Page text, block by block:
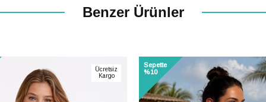
Benzer Ürünler
Ücretsiz
Kargo
Sepette
%10
%10
Paylaştığım bilgilerin
KVKK kapsamında
korunmasını, sms ve WhatsApp
bilgilendirmeleri almayı
kabul ediyorum.